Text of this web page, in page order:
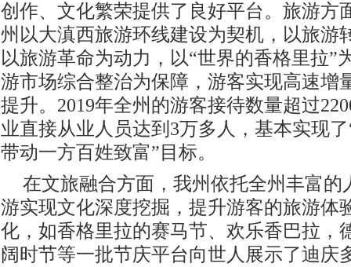
创作、文化繁荣提供了良好平台。旅游方
州以大滇西旅游环线建设为契机，以旅游
以旅游革命为动力，以“世界的香格里拉”
游市场综合整治为保障，游客实现高速增
提升。2019年全州的游客接待数量超过
业直接从业人员达到3万多人，基本实现
带动一方百姓致富”目标。
在文旅融合方面，我州依托全州丰富的
游实现文化深度挖掘，提升游客的旅游体
化，如香格里拉的赛马节、欢乐香巴拉，
阔时节等一批节庆平台向世人展示了迪庆